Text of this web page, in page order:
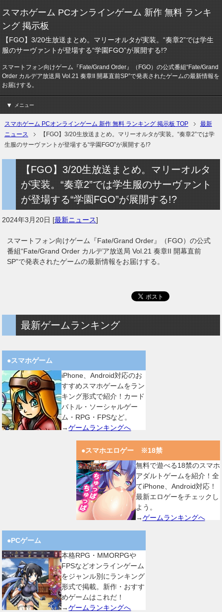
スマホゲーム PCオンラインゲーム 新作 無料 ランキ
ング 掲示板
【FGO】3/20生放送まとめ。マリーオルタが実装。“奏章2”では学生
服のサーヴァントが登場する“学園FGO”が展開する!?
スマートフォン向けゲーム『Fate/Grand Order』（FGO）の公式番組“Fate/Grand
Order カルデア放送局 Vol.21 奏章II 開幕直前SP”で発表されたゲームの最新情報を
お届けする。
メニュー
スマホゲーム PCオンラインゲーム 新作 無料 ランキング 掲示板 TOP
最新
ニュース
【FGO】3/20生放送まとめ。マリーオルタが実装。“奏章2”では学
生服のサーヴァントが登場する“学園FGO”が展開する!?
【FGO】3/20生放送まとめ。マリーオルタ
が実装。“奏章2”では学生服のサーヴァント
が登場する“学園FGO”が展開する!?
2024年3月20日 [最新ニュース]
スマートフォン向けゲーム『Fate/Grand Order』（FGO）の公式
番組“Fate/Grand Order カルデア放送局 Vol.21 奏章II 開幕直前
SP”で発表されたゲームの最新情報をお届けする。
最新ゲームランキング
●スマホゲーム
iPhone、Android対応のお
すすめスマホゲームをラン
キング形式で紹介！カード
バトル・ソーシャルゲー
ム・RPG・FPSなど。
→ゲームランキングへ
●スマホエロゲー ※18禁
無料で遊べる18禁のスマホ
アダルトゲームを紹介！全
てiPhone、Android対応！
最新エロゲーをチェックし
よう。
→ゲームランキングへ
●PCゲーム
本格RPG・MMORPGや
FPSなどオンラインゲーム
をジャンル別にランキング
形式で掲載。新作・おすす
めゲームはこれだ！
→ゲームランキングへ